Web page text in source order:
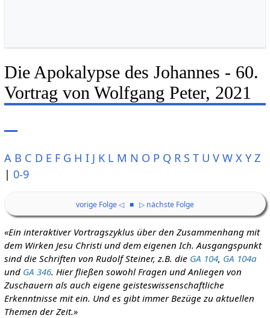
Die Apokalypse des Johannes - 60.
Vortrag von Wolfgang Peter, 2021
A B C D E F G H I J K L M N O P Q R S T U V W X Y Z
| 0-9
vorige Folge ◁ ■ ▷ nächste Folge
«Ein interaktiver Vortragszyklus über den Zusammenhang mit
dem Wirken Jesu Christi und dem eigenen Ich. Ausgangspunkt
sind die Schriften von Rudolf Steiner, z.B. die GA 104, GA 104a
und GA 346. Hier fließen sowohl Fragen und Anliegen von
Zuschauern als auch eigene geisteswissenschaftliche
Erkenntnisse mit ein. Und es gibt immer Bezüge zu aktuellen
Themen der Zeit.»